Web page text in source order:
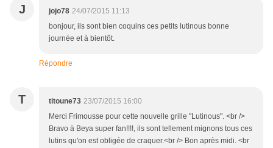
J jojo78 24/07/2015 11:13
bonjour, ils sont bien coquins ces petits lutinous bonne
journée et à bientôt.
Répondre
T titoune73 23/07/2015 16:00
Merci Frimousse pour cette nouvelle grille "Lutinous". <br />
Bravo à Beya super fan!!!!, ils sont tellement mignons tous ces
lutins qu'on est obligée de craquer.<br /> Bon après midi. <br